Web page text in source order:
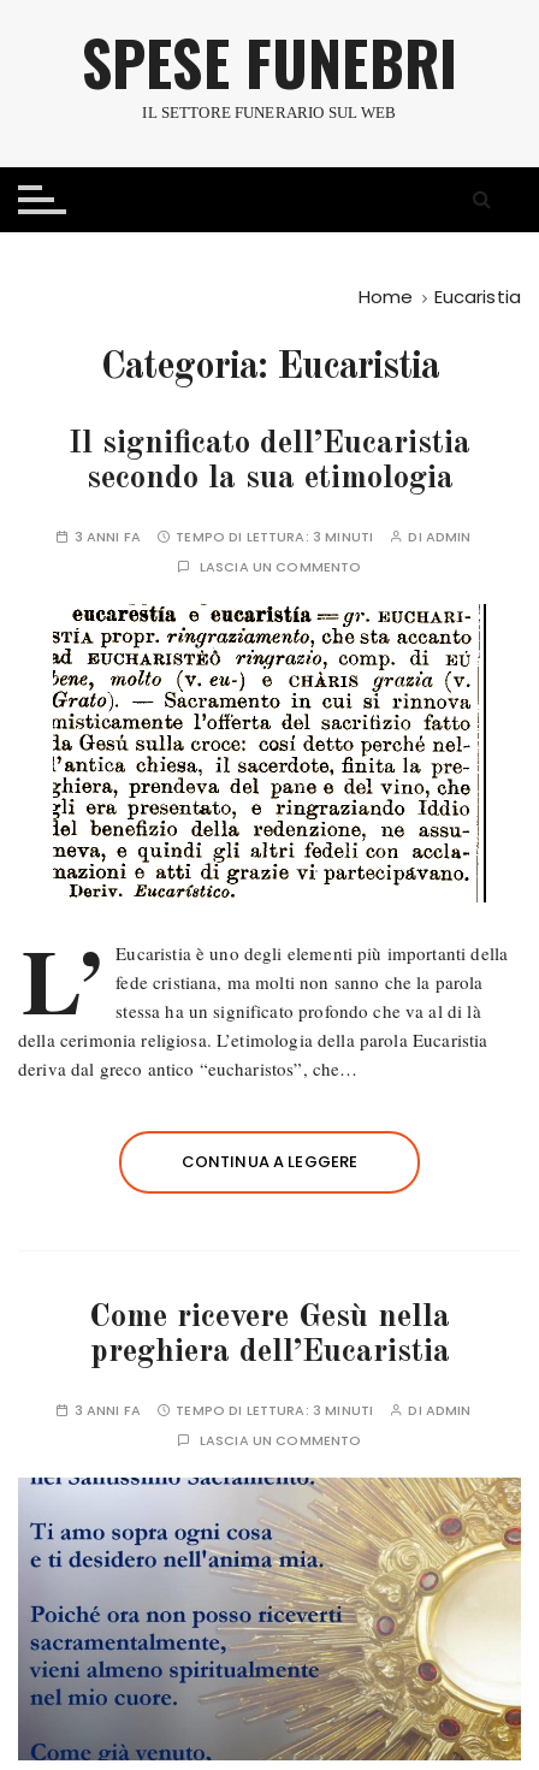
a
SPESE FUNEBRI
IL SETTORE FUNERARIO SUL WEB
Home Eucaristia
Categoria: Eucaristia
Il significato dell’Eucaristia
secondo la sua etimologia
3 ANNI FA TEMPO DI LETTURA: 3 MINUTI DI ADMIN
LASCIA UN COMMENTO
L’
Eucaristia è uno degli elementi più importanti della
fede cristiana, ma molti non sanno che la parola
stessa ha un significato profondo che va al di là
della cerimonia religiosa. L’etimologia della parola Eucaristia
deriva dal greco antico “eucharistos”, che…
CONTINUA A LEGGERE
Come ricevere Gesù nella
preghiera dell’Eucaristia
3 ANNI FA TEMPO DI LETTURA: 3 MINUTI DI ADMIN
LASCIA UN COMMENTO